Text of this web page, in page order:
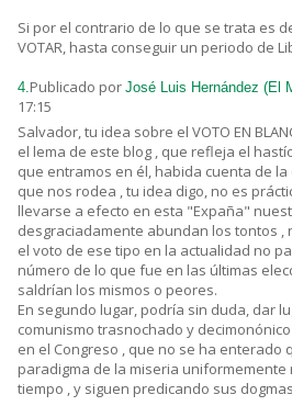
Si por el contrario de lo que se trata es de
VOTAR, hasta conseguir un periodo de
4.Publicado por José Luis Hernández (El
17:15
Salvador, tu idea sobre el VOTO EN
el lema de este blog , que refleja el
que entramos en él, habida cuenta de
que nos rodea , tu idea digo, no es
llevarse a efecto en esta "Expaña"
desgraciadamente abundan los tontos ,
el voto de ese tipo en la actualidad no
número de lo que fue en las últimas
saldrían los mismos o peores.
En segundo lugar, podría sin duda, dar
comunismo trasnochado y
en el Congreso , que no se ha enterado
paradigma de la miseria uniformemente
tiempo , y siguen predicando sus